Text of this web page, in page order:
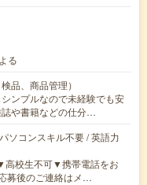
る
品、商品管理）
ンプルなので未経験でも安
や書籍などの仕分…
ソコンスキル不要 / 英語力
校生不可▼携帯電話をお
募後のご連絡はメ…